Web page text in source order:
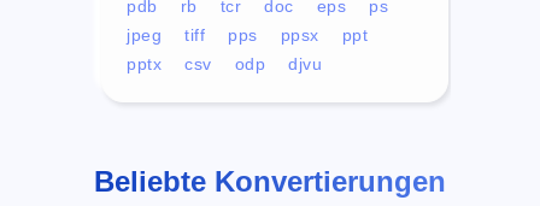
pdb
rb tcr doc eps
ps
jpeg
tiff pps ppsx
ppt
pptx
csv odp djvu
Beliebte Konvertierungen